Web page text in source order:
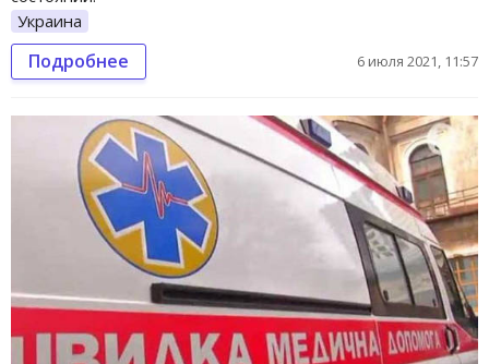
Украина
Подробнее 6 июля 2021, 11:57